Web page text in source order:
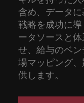
含め、データ
戦略を成功に
ータソースと
せ、給与のベ
場マッピング
供します。